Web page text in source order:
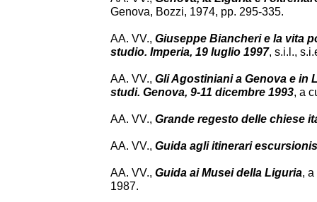
Genova, Bozzi, 1974, pp. 295-335.
AA. VV., Giuseppe Biancheri e la vita
studio. Imperia, 19 luglio 1997, s.i.l.,
AA. VV., Gli Agostiniani a Genova e in
studi. Genova, 9-11 dicembre 1993, a
AA. VV., Grande regesto delle chiese
AA. VV., Guida agli itinerari
AA. VV., Guida ai Musei della Liguria,
1987.